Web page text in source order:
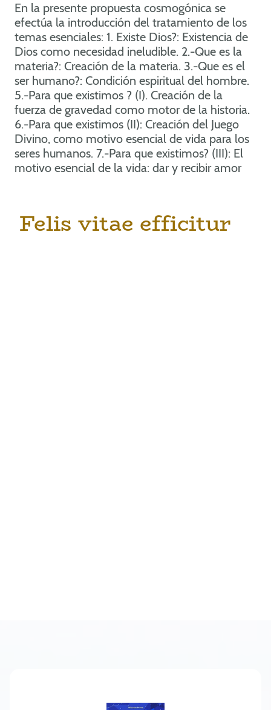
En la presente propuesta cosmogónica se
efectúa la introducción del tratamiento de los
temas esenciales: 1. Existe Dios?: Existencia de
Dios como necesidad ineludible. 2.-Que es la
materia?: Creación de la materia. 3.-Que es el
ser humano?: Condición espiritual del hombre.
5.-Para que existimos ? (I). Creación de la
fuerza de gravedad como motor de la historia.
6.-Para que existimos (II): Creación del Juego
Divino, como motivo esencial de vida para los
seres humanos. 7.-Para que existimos? (III): El
motivo esencial de la vida: dar y recibir amor
Felis vitae efficitur